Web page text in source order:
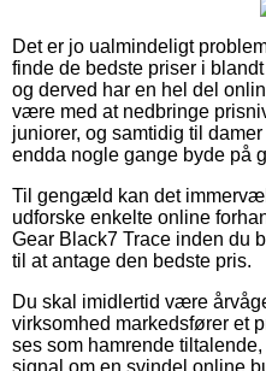
Det er jo ualmindeligt
finde de bedste priser i
og derved har en hel del
være med at nedbringe
juniorer, og samtidig til
endda nogle gange byde på
Til gengæld kan det
udforske enkelte online
Gear Black7 Trace inden du
til at antage den bedste pris.
Du skal imidlertid være
virksomhed markedsfører et
ses som hamrende
signal om en svindel online